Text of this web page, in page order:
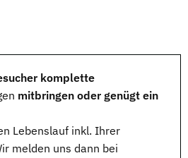
komplette
mitbringen oder genügt ein
Lebenslauf inkl. Ihrer
melden uns dann bei